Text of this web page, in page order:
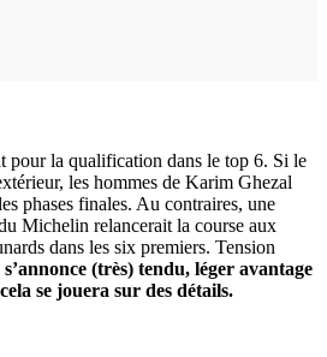
pour la qualification dans le top 6. Si le
les hommes de Karim Ghezal
phases finales. Au contraires, une
Michelin relancerait la course aux
dans les six premiers. Tension
(très) tendu, léger avantage
se jouera sur des détails.